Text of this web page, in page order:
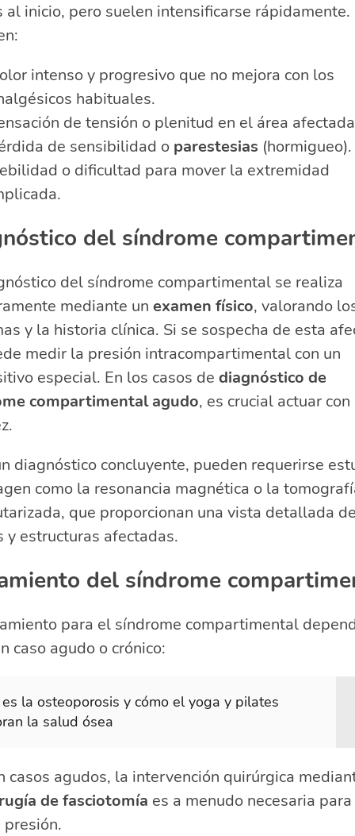
al inicio, pero suelen intensificarse rápidamente.
intenso y progresivo que no mejora con los
habituales.
de tensión o plenitud en el área
de sensibilidad o parestesias (hormigueo).
o dificultad para mover la extremidad
del síndrome
del síndrome compartimental se realiza
mediante un examen físico, valorando
y la historia clínica. Si se sospecha de esta
medir la presión intracompartimental con un
especial. En los casos de diagnóstico de
compartimental agudo, es crucial actuar con
diagnóstico concluyente, pueden requerirse
como la resonancia magnética o la
que proporcionan una vista detallada
y estructuras afectadas.
del síndrome
para el síndrome compartimental
caso agudo o crónico:
la osteoporosis y cómo el yoga y pilates
la salud ósea
casos agudos, la intervención quirúrgica
de fasciotomía es a menudo necesaria
presión.